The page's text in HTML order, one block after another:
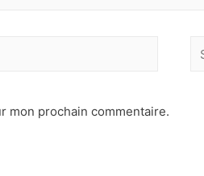
mon prochain commentaire.